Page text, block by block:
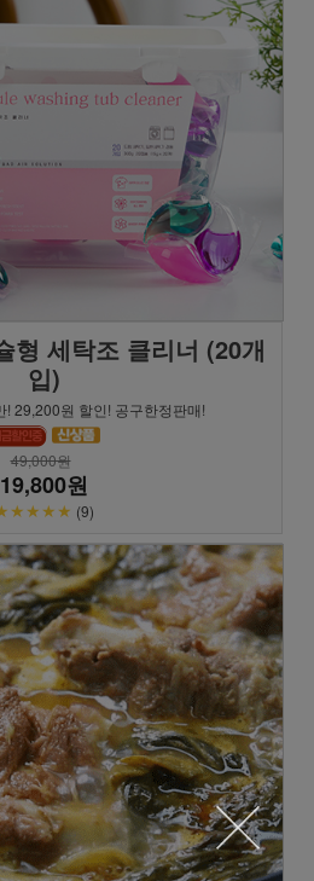
형 세탁조 클리너 (20개
입)
29,200원 할인! 공구한정판매!
49,000원
19,800원
(9)